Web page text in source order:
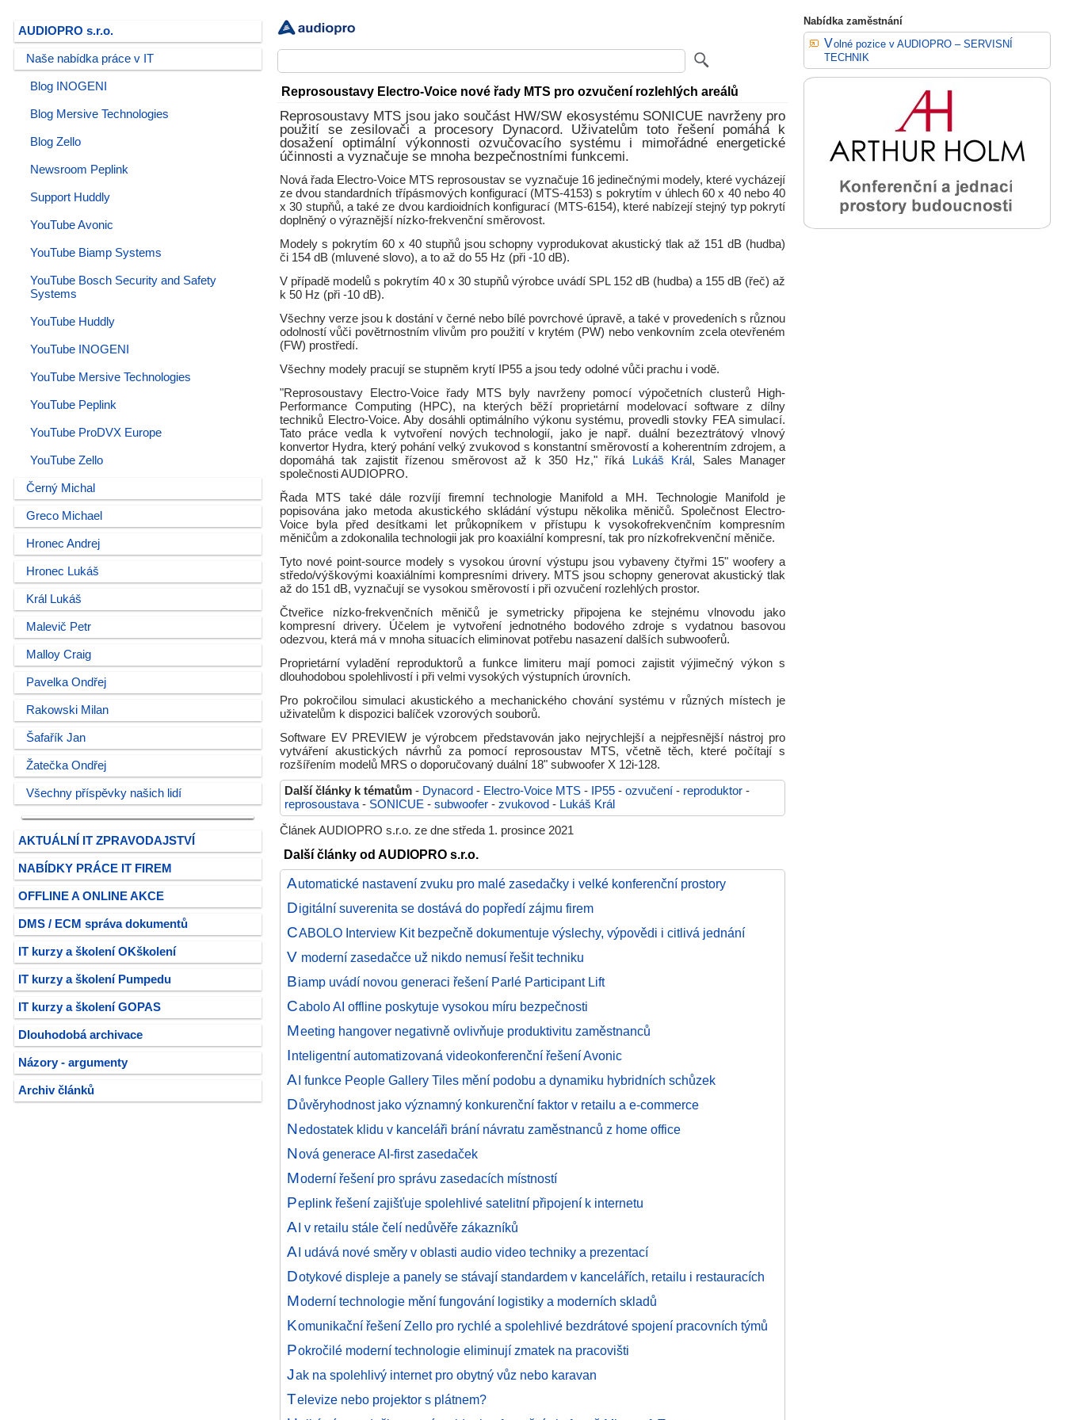
AUDIOPRO s.r.o.
Naše nabídka práce v IT
Blog INOGENI
Blog Mersive Technologies
Blog Zello
Newsroom Peplink
Support Huddly
YouTube Avonic
YouTube Biamp Systems
YouTube Bosch Security and Safety
Systems
YouTube Huddly
YouTube INOGENI
YouTube Mersive Technologies
YouTube Peplink
YouTube ProDVX Europe
YouTube Zello
Černý Michal
Greco Michael
Hronec Andrej
Hronec Lukáš
Král Lukáš
Malevič Petr
Malloy Craig
Pavelka Ondřej
Rakowski Milan
Šafařík Jan
Žatečka Ondřej
Všechny příspěvky našich lidí
AKTUÁLNÍ IT ZPRAVODAJSTVÍ
NABÍDKY PRÁCE IT FIREM
OFFLINE A ONLINE AKCE
DMS / ECM správa dokumentů
IT kurzy a školení OKškolení
IT kurzy a školení Pumpedu
IT kurzy a školení GOPAS
Dlouhodobá archivace
Názory - argumenty
Archiv článků
Reprosoustavy Electro-Voice nové řady MTS pro ozvučení rozlehlých areálů
Reprosoustavy MTS jsou jako součást HW/SW ekosystému SONICUE navrženy pro
použití se zesilovači a procesory Dynacord. Uživatelům toto řešení pomáhá k
dosažení optimální výkonnosti ozvučovacího systému i mimořádné energetické
účinnosti a vyznačuje se mnoha bezpečnostními funkcemi.
Nová řada Electro-Voice MTS reprosoustav se vyznačuje 16 jedinečnými modely, které vycházejí
ze dvou standardních třípásmových konfigurací (MTS-4153) s pokrytím v úhlech 60 x 40 nebo 40
x 30 stupňů, a také ze dvou kardioidních konfigurací (MTS-6154), které nabízejí stejný typ pokrytí
doplněný o výraznější nízko-frekvenční směrovost.
Modely s pokrytím 60 x 40 stupňů jsou schopny vyprodukovat akustický tlak až 151 dB (hudba)
či 154 dB (mluvené slovo), a to až do 55 Hz (při -10 dB).
V případě modelů s pokrytím 40 x 30 stupňů výrobce uvádí SPL 152 dB (hudba) a 155 dB (řeč) až
k 50 Hz (při -10 dB).
Všechny verze jsou k dostání v černé nebo bílé povrchové úpravě, a také v provedeních s různou
odolností vůči povětrnostním vlivům pro použití v krytém (PW) nebo venkovním zcela otevřeném
(FW) prostředí.
Všechny modely pracují se stupněm krytí IP55 a jsou tedy odolné vůči prachu i vodě.
"Reprosoustavy Electro-Voice řady MTS byly navrženy pomocí výpočetních clusterů High-
Performance Computing (HPC), na kterých běží proprietární modelovací software z dílny
techniků Electro-Voice. Aby dosáhli optimálního výkonu systému, provedli stovky FEA simulací.
Tato práce vedla k vytvoření nových technologií, jako je např. duální bezeztrátový vlnový
konvertor Hydra, který pohání velký zvukovod s konstantní směrovostí a koherentním zdrojem, a
dopomáhá tak zajistit řízenou směrovost až k 350 Hz," říká
Lukáš Král , Sales Manager
společnosti AUDIOPRO.
Řada MTS také dále rozvíjí firemní technologie Manifold a MH. Technologie Manifold je
popisována jako metoda akustického skládání výstupu několika měničů. Společnost Electro-
Voice byla před desítkami let průkopníkem v přístupu k vysokofrekvenčním kompresním
měničům a zdokonalila technologii jak pro koaxiální kompresní, tak pro nízkofrekvenční měniče.
Tyto nové point-source modely s vysokou úrovní výstupu jsou vybaveny čtyřmi 15" woofery a
středo/výškovými koaxiálními kompresními drivery. MTS jsou schopny generovat akustický tlak
až do 151 dB, vyznačují se vysokou směrovostí i při ozvučení rozlehlých prostor.
Čtveřice nízko-frekvenčních měničů je symetricky připojena ke stejnému vlnovodu jako
kompresní drivery. Účelem je vytvoření jednotného bodového zdroje s vydatnou basovou
odezvou, která má v mnoha situacích eliminovat potřebu nasazení dalších subwooferů.
Proprietární vyladění reproduktorů a funkce limiteru mají pomoci zajistit výjimečný výkon s
dlouhodobou spolehlivostí i při velmi vysokých výstupních úrovních.
Pro pokročilou simulaci akustického a mechanického chování systému v různých místech je
uživatelům k dispozici balíček vzorových souborů.
Software EV PREVIEW je výrobcem představován jako nejrychlejší a nejpřesnější nástroj pro
vytváření akustických návrhů za pomocí reprosoustav MTS, včetně těch, které počítají s
rozšířením modelů MRS o doporučovaný duální 18" subwoofer X 12i-128.
Další články k tématům - Dynacord - Electro-Voice MTS - IP55 - ozvučení - reproduktor -
reprosoustava - SONICUE - subwoofer - zvukovod - Lukáš Král
Článek AUDIOPRO s.r.o. ze dne středa 1. prosince 2021
Další články od AUDIOPRO s.r.o.
Automatické nastavení zvuku pro malé zasedačky i velké konferenční prostory
Digitální suverenita se dostává do popředí zájmu firem
CABOLO Interview Kit bezpečně dokumentuje výslechy, výpovědi i citlivá jednání
V moderní zasedačce už nikdo nemusí řešit techniku
Biamp uvádí novou generaci řešení Parlé Participant Lift
Cabolo AI offline poskytuje vysokou míru bezpečnosti
Meeting hangover negativně ovlivňuje produktivitu zaměstnanců
Inteligentní automatizovaná videokonferenční řešení Avonic
AI funkce People Gallery Tiles mění podobu a dynamiku hybridních schůzek
Důvěryhodnost jako významný konkurenční faktor v retailu a e-commerce
Nedostatek klidu v kanceláři brání návratu zaměstnanců z home office
Nová generace AI-first zasedaček
Moderní řešení pro správu zasedacích místností
Peplink řešení zajišťuje spolehlivé satelitní připojení k internetu
AI v retailu stále čelí nedůvěře zákazníků
AI udává nové směry v oblasti audio video techniky a prezentací
Dotykové displeje a panely se stávají standardem v kancelářích, retailu i restauracích
Moderní technologie mění fungování logistiky a moderních skladů
Komunikační řešení Zello pro rychlé a spolehlivé bezdrátové spojení pracovních týmů
Pokročilé moderní technologie eliminují zmatek na pracovišti
Jak na spolehlivý internet pro obytný vůz nebo karavan
Televize nebo projektor s plátnem?
Nabídka zaměstnání
Volné pozice v AUDIOPRO – SERVISNÍ
TECHNIK